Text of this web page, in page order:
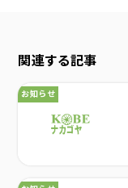
関連する記事
カテゴリ：
お知らせ